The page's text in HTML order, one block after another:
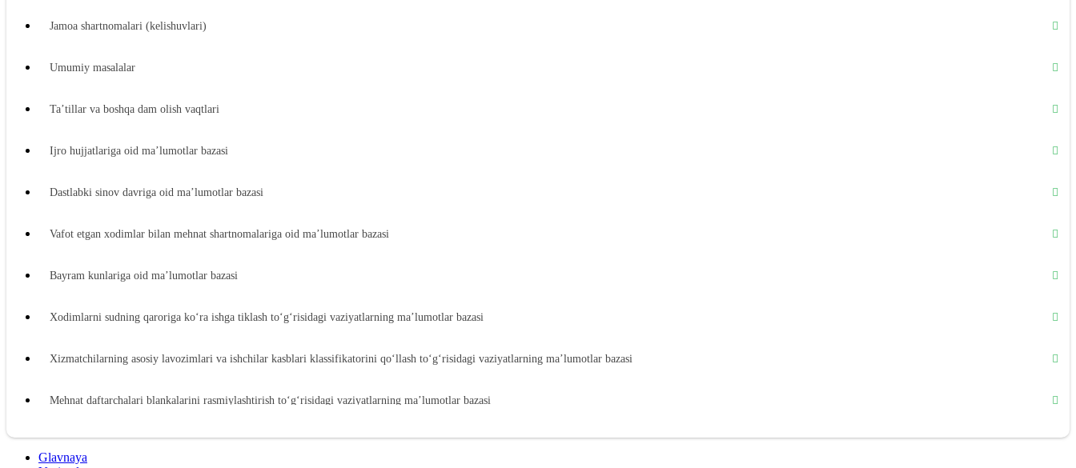
Jamoa shartnomalari (kelishuvlari)
Umumiy masalalar
Ta’tillar va boshqa dam olish vaqtlari
Ijro hujjatlariga oid ma’lumotlar bazasi
Dastlabki sinov davriga oid ma’lumotlar bazasi
Vafot etgan хodimlar bilan mehnat shartnomalariga oid ma’lumotlar bazasi
Bayram kunlariga oid ma’lumotlar bazasi
Xodimlarni sudning qaroriga koʻra ishga tiklash toʻgʻrisidagi vaziyatlarning ma’lumotlar bazasi
Xizmatchilarning asosiy lavozimlari va ishchilar kasblari klassifikatorini qoʻllash toʻgʻrisidagi vaziyatlarning ma’lumotlar bazasi
Mehnat daftarchalari blankalarini rasmiylashtirish toʻgʻrisidagi vaziyatlarning ma’lumotlar bazasi
Ish beruvchidan zararni undirishga oid ma’lumotlar bazasi
Glavnaya